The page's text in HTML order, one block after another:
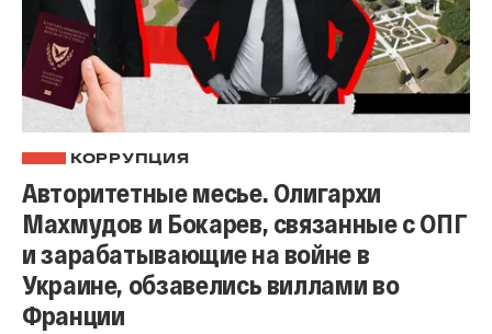
КОРРУПЦИЯ
Авторитетные месье. Олигархи
Махмудов и Бокарев, связанные с ОПГ
и зарабатывающие на войне в
Украине, обзавелись виллами во
Франции